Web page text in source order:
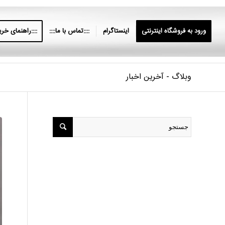
ورود به فروشگاه اینترنتی اینستاگرام ::::تماس با ما:::: ::::راهنمای
وبلاگ - آخرین اخبار